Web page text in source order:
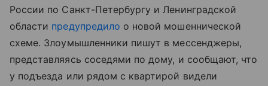
России по Санкт-Петербургу и Ленинградской
области предупредило о новой мошеннической
схеме. Злоумышленники пишут в мессенджеры,
представляясь соседями по дому, и сообщают, что
у подъезда или рядом с квартирой видели